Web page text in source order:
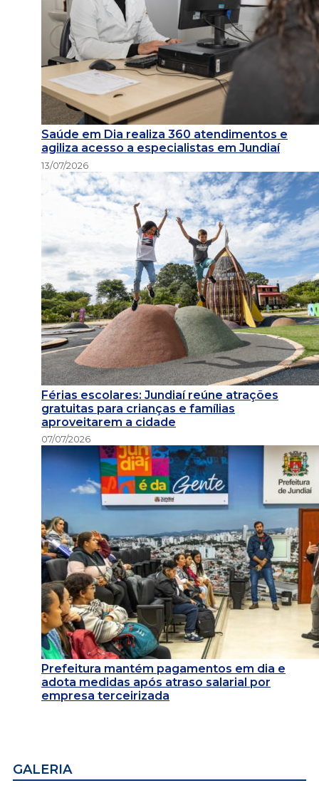
Saúde em Dia realiza 360 atendimentos e
agiliza acesso a especialistas em Jundiaí
13/07/2026
Férias escolares: Jundiaí reúne atrações
gratuitas para crianças e famílias
aproveitarem a cidade
07/07/2026
Prefeitura mantém pagamentos em dia e
adota medidas após atraso salarial por
empresa terceirizada
GALERIA